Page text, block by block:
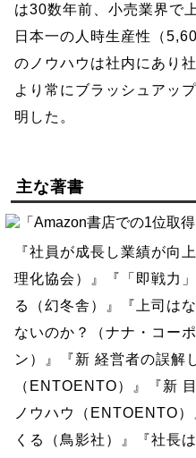
は30数年前、小売業界で
日本一の人時生産性（
のノウハウは社内にあり
より常にブラッシュアッ
明した。
主な著書
『社員が成長し業績が向
理化協会）』『「即戦力
る（幻冬舎）』『上司は
ないのか？（ナナ・コー
ン）』『新 経営者の誤解
（ENTOENTO）』『新
ノウハウ（ENTOENTO
くる（鳥影社）』『社長